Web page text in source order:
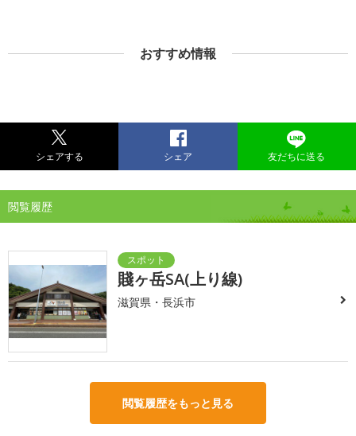
おすすめ情報
シェアする シェア 友だちに送る
閲覧履歴
賤ヶ岳SA(上り線)
滋賀県・長浜市
閲覧履歴をもっと見る